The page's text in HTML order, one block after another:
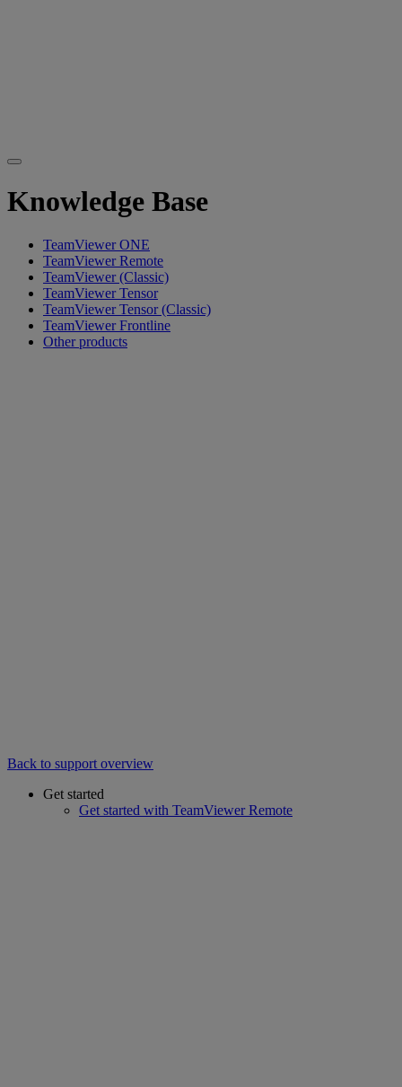
Knowledge Base
TeamViewer ONE
TeamViewer Remote
TeamViewer (Classic)
TeamViewer Tensor
TeamViewer Tensor (Classic)
TeamViewer Frontline
Other products
Back to support overview
Get started
Get started with TeamViewer Remote